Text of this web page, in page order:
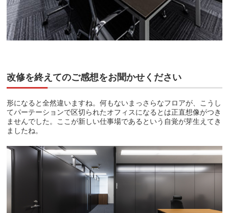
改修を終えてのご感想をお聞かせください
形になると全然違いますね。何もないまっさらなフロアが、こうし
てパーテーションで区切られたオフィスになるとは正直想像がつき
ませんでした。ここが新しい仕事場であるという自覚が芽生えてき
ましたね。